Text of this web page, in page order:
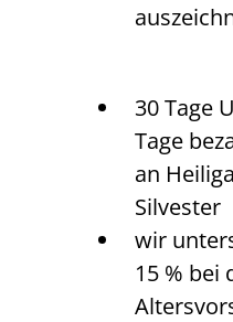
30 Tage
Tage
an
Silvester
wir
15 % bei